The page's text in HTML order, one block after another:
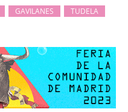
GAVILANES TUDELA